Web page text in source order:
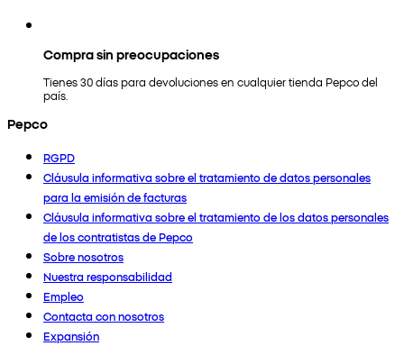
Compra sin preocupaciones
Tienes 30 días para devoluciones en cualquier tienda Pepco del
país.
Pepco
RGPD
Cláusula informativa sobre el tratamiento de datos personales
para la emisión de facturas
Cláusula informativa sobre el tratamiento de los datos personales
de los contratistas de Pepco
Sobre nosotros
Nuestra responsabilidad
Empleo
Contacta con nosotros
Expansión